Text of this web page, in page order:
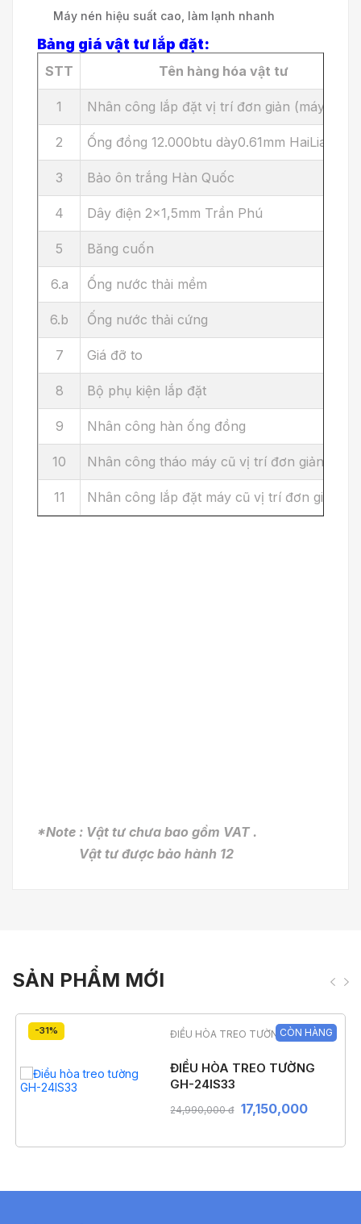
Máy nén hiệu suất cao, làm lạnh nhanh
Bảng giá vật tư lắp đặt:
STT Tên hàng hóa vật tư
1 Nhân công lắp đặt vị trí đơn giản (máy mới )
2 Ống đồng 12.000btu dày0.61mm HaiLiang
3 Bảo ôn trắng Hàn Quốc
4 Dây điện 2x1,5mm Trần Phú
5 Băng cuốn
6.a Ống nước thải mềm
6.b Ống nước thải cứng
7 Giá đỡ to
8 Bộ phụ kiện lắp đặt
9 Nhân công hàn ống đồng
10 Nhân công tháo máy cũ vị trí đơn giản
11 Nhân công lắp đặt máy cũ vị trí đơn giản
*Note : Vật tư chưa bao gồm VAT .
Vật tư được bảo hành 12
SẢN PHẨM MỚI
-31% ĐIỀU HÒA TREO TƯỜNG
ĐIỀU HÒA TREO TƯỜNG
GH-24IS33
CÒN HÀNG
24,990,000 đ 17,150,000